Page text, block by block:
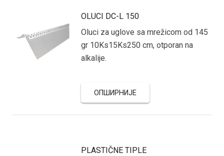
OLUCI DC-L 150
Oluci za uglove sa mrežicom od 145
gr 10Ks15Ks250 cm, otporan na
alkalije.
ОПШИРНИЈЕ
PLASTIČNE TIPLE